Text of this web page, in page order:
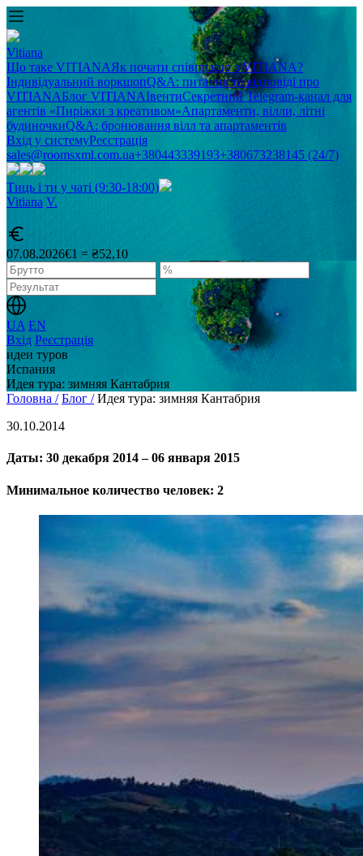
Vitiana
Що таке VITIANAЯк почати співпрацю з VITIANA?
Індивідуальний воркшопQ&A: питання та відповіді про
VITIANAБлог VITIANAІвентиСекретний Telegram-канал для
агентів «Пиріжки з креативом»Апартаменти, вілли, літні
будиночкиQ&A: бронювання вілл та апартаментів
Вхід у системуРеєстрація
sales@roomsxml.com.ua+380443339193+380673238145 (24/7)
Тиць і ти у чаті (9:30-18:00)
Vitiana V.
07.08.2026€1 = ₴52,10
UA EN
Вхід Реєстрація
идеи туров
Испания
Идея тура: зимняя Кантабрия
Головна / Блог / Идея тура: зимняя Кантабрия
30.10.2014
Даты: 30 декабря 2014 – 06 января 2015
Минимальное количество человек: 2